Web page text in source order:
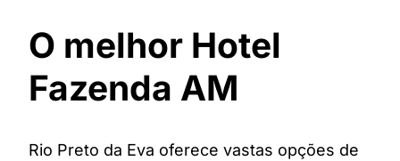
O melhor Hotel
Fazenda AM
Rio Preto da Eva oferece vastas opções de